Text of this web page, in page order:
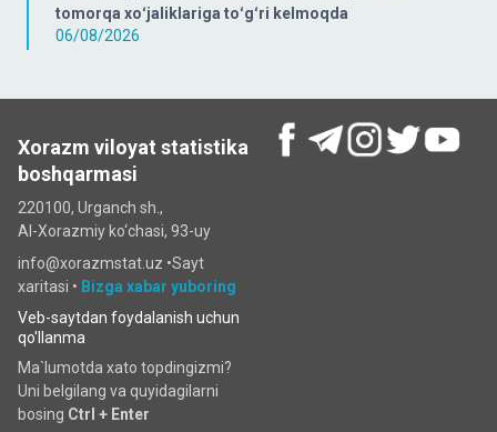
tomorqa xoʻjaliklariga toʻgʻri kelmoqda
06/08/2026
Xorazm viloyat statistika
boshqarmasi
220100, Urganch sh.,
Al-Xorazmiy ko‘chаsi, 93-uy
info@xorazmstat.uz •Sayt
xaritasi • Bizga xabar yuboring
Veb-saytdan foydalanish uchun
qo'llanma
Ma`lumotda xato topdingizmi?
Uni belgilang va quyidagilarni
bosing Ctrl + Enter